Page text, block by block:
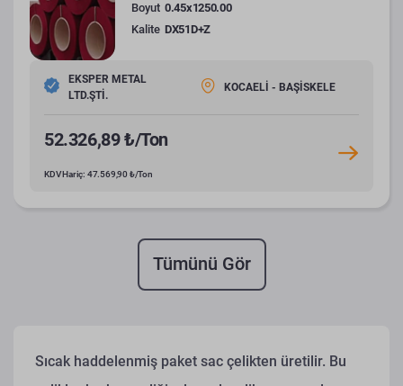
Boyut 0.45x1250.00
Kalite DX51D+Z
EKSPER METAL
LTD.ŞTİ.
KOCAELİ - BAŞİSKELE
52.326,89 ₺/Ton
KDV Hariç: 47.569,90 ₺/Ton
Tümünü Gör
Sıcak haddelenmiş paket sac çelikten üretilir. Bu